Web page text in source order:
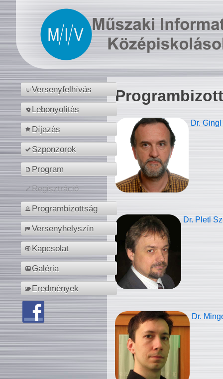
Versenyfelhívás
Lebonyolítás
Díjazás
Szponzorok
Program
Regisztráció
Programbizottság
Versenyhelyszín
Kapcsolat
Galéria
Eredmények
Dr.
Dr. Pletl
Dr.